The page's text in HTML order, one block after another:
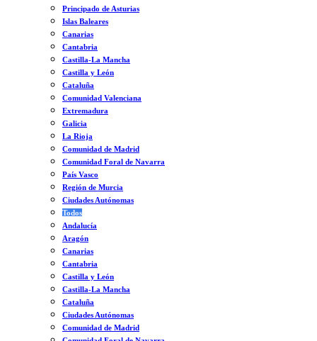
Principado de Asturias
Islas Baleares
Canarias
Cantabria
Castilla-La Mancha
Castilla y León
Cataluña
Comunidad Valenciana
Extremadura
Galicia
La Rioja
Comunidad de Madrid
Comunidad Foral de Navarra
País Vasco
Región de Murcia
Ciudades Autónomas
Todos
Andalucía
Aragón
Canarias
Cantabria
Castilla y León
Castilla-La Mancha
Cataluña
Ciudades Autónomas
Comunidad de Madrid